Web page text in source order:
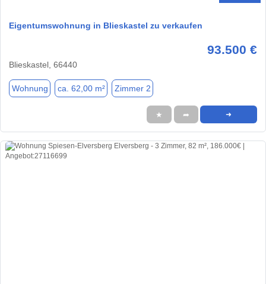
Eigentumswohnung in Blieskastel zu verkaufen
93.500 €
Blieskastel, 66440
Wohnung ca. 62,00 m² Zimmer 2
★ ➦ ➜